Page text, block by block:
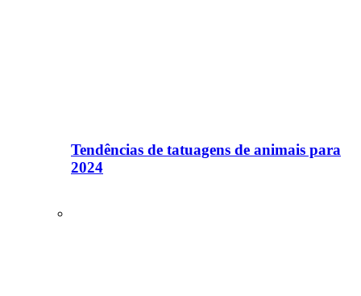
Tendências de tatuagens de animais para
2024